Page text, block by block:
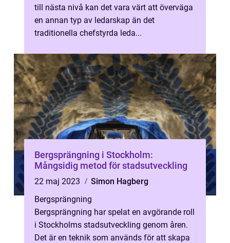
till nästa nivå kan det vara värt att överväga
en annan typ av ledarskap än det
traditionella chefstyrda leda...
Bergsprängning i Stockholm:
Mångsidig metod för stadsutveckling
22 maj 2023
Simon Hagberg
Bergsprängning
Bergsprängning har spelat en avgörande roll
i Stockholms stadsutveckling genom åren.
Det är en teknik som används för att skapa